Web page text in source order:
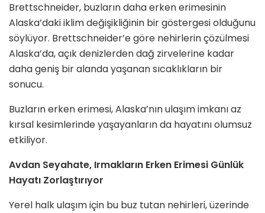
Brettschneider, buzların daha erken erimesinin
Alaska’daki iklim değişikliğinin bir göstergesi olduğunu
söylüyor. Brettschneider’e göre nehirlerin çözülmesi
Alaska’da, açık denizlerden dağ zirvelerine kadar
daha geniş bir alanda yaşanan sıcaklıkların bir
sonucu.
Buzların erken erimesi, Alaska’nın ulaşım imkanı az
kırsal kesimlerinde yaşayanların da hayatını olumsuz
etkiliyor.
Avdan Seyahate, Irmakların Erken Erimesi Günlük
Hayatı Zorlaştırıyor
Yerel halk ulaşım için bu buz tutan nehirleri, üzerinde